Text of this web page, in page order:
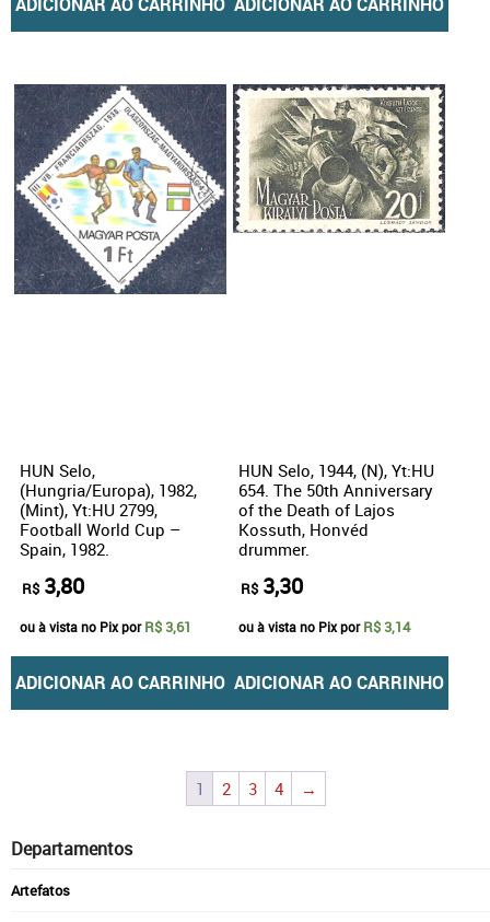
HUN Selo,
(Hungria/Europa), 1982,
(Mint), Yt:HU 2799,
Football World Cup –
Spain, 1982.
R$ 3,80
ou à vista no Pix porR$ 3,61
ADICIONAR AO CARRINHO
HUN Selo, 1944, (N), Yt:HU
654. The 50th Anniversary
of the Death of Lajos
Kossuth, Honvéd
drummer.
R$ 3,30
ou à vista no Pix porR$ 3,14
ADICIONAR AO CARRINHO
1 2 3 4 →
Departamentos
Artefatos